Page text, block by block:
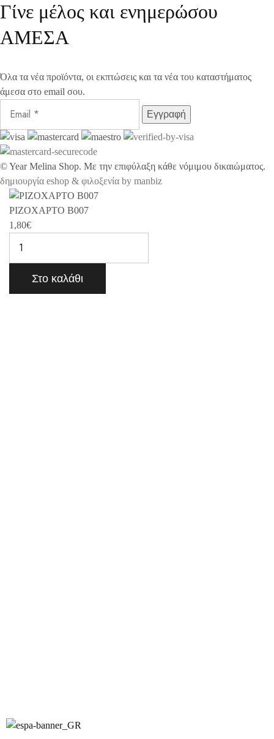
Γίνε μέλος και ενημερώσου
ΑΜΕΣΑ
Όλα τα νέα προϊόντα, οι εκπτώσεις και τα νέα του καταστήματος
άμεσα στο email σου.
©YearMelina Shop. Με την επιφύλαξη κάθε νόμιμου δικαιώματος.
δημιουργία eshop & φιλοξενία by manbiz
ΡΙΖΟΧΑΡΤΟ B007
1,80€
Στο καλάθι